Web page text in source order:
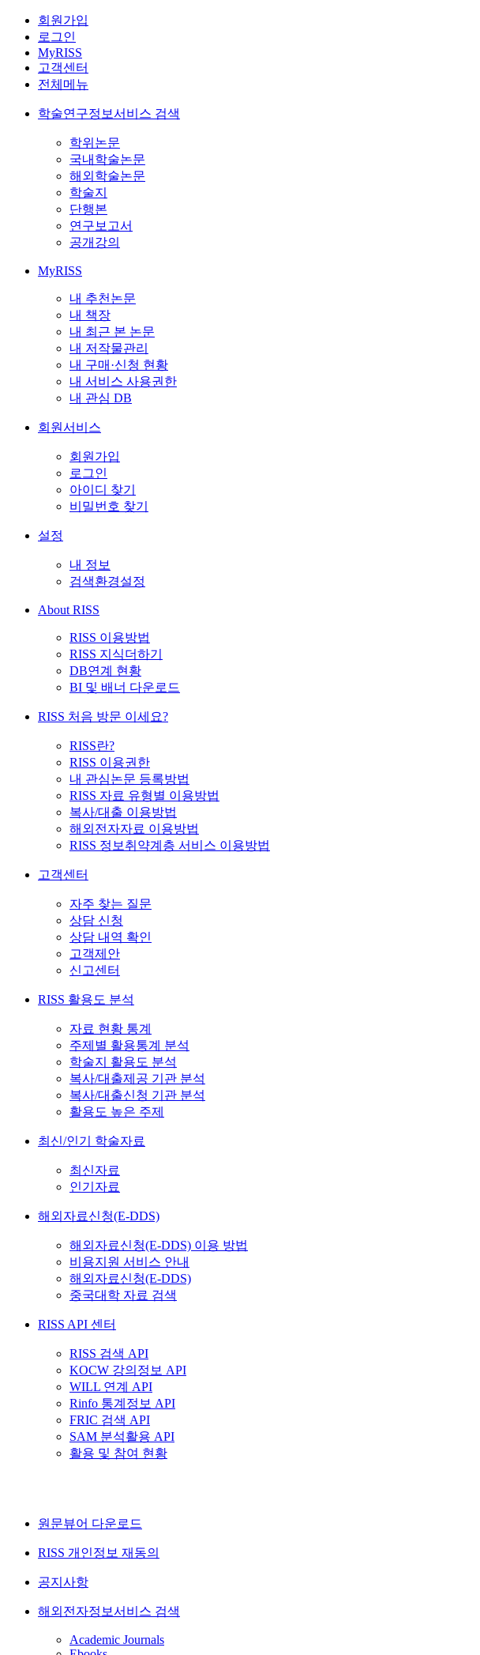
회원가입
로그인
MyRISS
고객센터
전체메뉴
학술연구정보서비스 검색
학위논문
국내학술논문
해외학술논문
학술지
단행본
연구보고서
공개강의
MyRISS
내 추천논문
내 책장
내 최근 본 논문
내 저작물관리
내 구매·신청 현황
내 서비스 사용권한
내 관심 DB
회원서비스
회원가입
로그인
아이디 찾기
비밀번호 찾기
설정
내 정보
검색환경설정
About RISS
RISS 이용방법
RISS 지식더하기
DB연계 현황
BI 및 배너 다운로드
RISS 처음 방문 이세요?
RISS란?
RISS 이용권한
내 관심논문 등록방법
RISS 자료 유형별 이용방법
복사/대출 이용방법
해외전자자료 이용방법
RISS 정보취약계층 서비스 이용방법
고객센터
자주 찾는 질문
상담 신청
상담 내역 확인
고객제안
신고센터
RISS 활용도 분석
자료 현황 통계
주제별 활용통계 분석
학술지 활용도 분석
복사/대출제공 기관 분석
복사/대출신청 기관 분석
활용도 높은 주제
최신/인기 학술자료
최신자료
인기자료
해외자료신청(E-DDS)
해외자료신청(E-DDS) 이용 방법
비용지원 서비스 안내
해외자료신청(E-DDS)
중국대학 자료 검색
RISS API 센터
RISS 검색 API
KOCW 강의정보 API
WILL 연계 API
Rinfo 통계정보 API
FRIC 검색 API
SAM 분석활용 API
활용 및 참여 현황
원문뷰어 다운로드
RISS 개인정보 재동의
공지사항
해외전자정보서비스 검색
Academic Journals